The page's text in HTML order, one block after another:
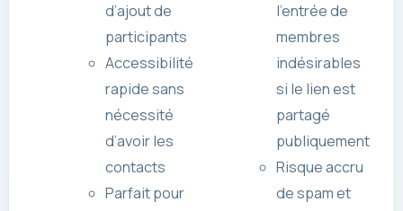
d’ajout de
participants
Accessibilité
rapide sans
nécessité
d’avoir les
contacts
Parfait pour
l’entrée de
membres
indésirables
si le lien est
partagé
publiquement
Risque accru
de spam et